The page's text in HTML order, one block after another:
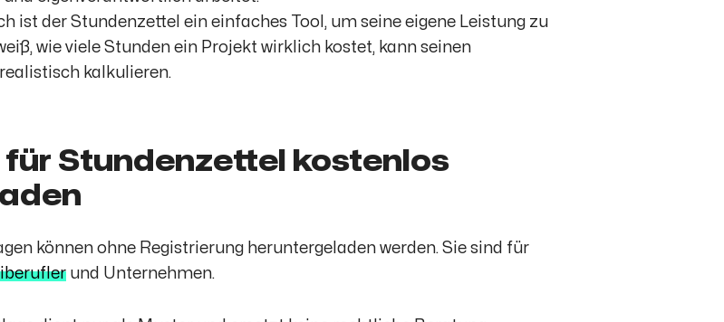
ist der Stundenzettel ein einfaches Tool, um seine eigene Leistung zu
wie viele Stunden ein Projekt wirklich kostet, kann seinen
kalkulieren.
für Stundenzettel kostenlos
können ohne Registrierung heruntergeladen werden. Sie sind für
und Unternehmen.